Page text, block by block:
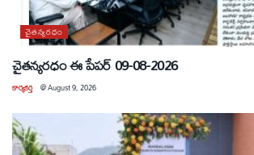
చైతన్యరధం
చైతన్యరధం ఈ పేపర్ 09-08-2026
కార్యకర్త @August 9, 2026